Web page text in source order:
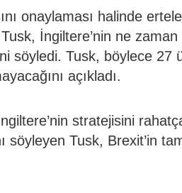
onaylaması halinde
İngiltere’nin ne zaman
söyledi. Tusk, böylece 27
açıkladı.
stratejisini
söyleyen Tusk, Brexit’in